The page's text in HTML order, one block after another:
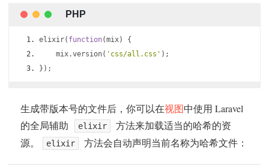
elixir( function(mix)
{
    mix
.version( 'css/all.css' );
});
生成带版本号的文件后，你可以在视图中使用 Laravel
的全局辅助
elixir
方法来加载适当的哈希的资
源。
elixir 方法会自动声明当前名称为哈希文件：